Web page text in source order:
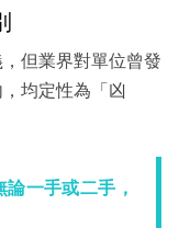
但業界對單位曾發
均定性為「凶
一手或二手，